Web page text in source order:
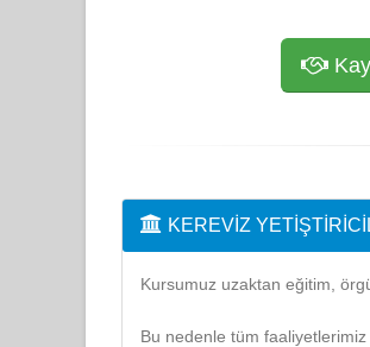
KEREVIZ
Kursumuz uzaktan eğitim,
Bu nedenle tüm